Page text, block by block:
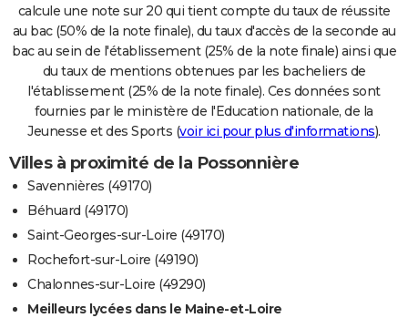
calcule une note sur 20 qui tient compte du taux de réussite
au bac (50% de la note finale), du taux d'accès de la seconde au
bac au sein de l'établissement (25% de la note finale) ainsi que
du taux de mentions obtenues par les bacheliers de
l'établissement (25% de la note finale). Ces données sont
fournies par le ministère de l'Education nationale, de la
Jeunesse et des Sports (voir ici pour plus d'informations).
Villes à proximité de la Possonnière
Savennières (49170)
Béhuard (49170)
Saint-Georges-sur-Loire (49170)
Rochefort-sur-Loire (49190)
Chalonnes-sur-Loire (49290)
Meilleurs lycées dans le Maine-et-Loire